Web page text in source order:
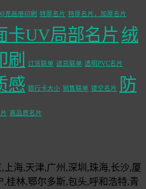
克画册印刷 特厚名片 特厚名片，加厚名片
卡UV局部名片 绒
刷 订货联单 送货联单 透明PVC名片
感 银行卡大小 销售联单 镂空名片
防
高品质名片
海,天津,广州,深圳,珠海,长沙,厦
,桂林,鄂尔多斯,包头,呼和浩特,青